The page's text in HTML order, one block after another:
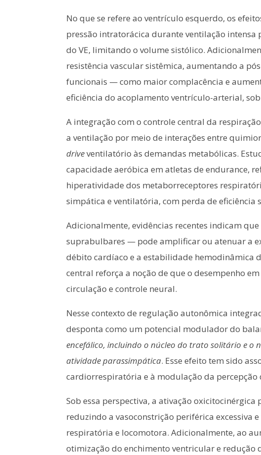
No que se refere ao ventrículo esquerdo, os
pressão intratorácica durante ventilação
do VE, limitando o volume sistólico.
resistência vascular sistêmica, aumentando a
funcionais — como maior complacência e
eficiência do acoplamento ventrículo-arterial,
A integração com o controle central da
a ventilação por meio de interações entre
driveventilatório às demandas metabólicas.
capacidade aeróbica em atletas de endurance,
hiperatividade dos metaborreceptores
simpática e ventilatória, com perda de eficiência
Adicionalmente, evidências recentes indicam
suprabulbares — pode amplificar ou atenuar a
débito cardíaco e a estabilidade hemodinâmica
central reforça a noção de que o desempenho
circulação e controle neural.
Nesse contexto de regulação autonômica
desponta como um potencial modulador do
encefálico, incluindo o núcleo do trato solitário e o
atividade parassimpática. Esse efeito tem sido
cardiorrespiratória e à modulação da percepção
Sob essa perspectiva, a ativação
reduzindo a vasoconstrição periférica
respiratória e locomotora. Adicionalmente, ao
otimização do enchimento ventricular e redução